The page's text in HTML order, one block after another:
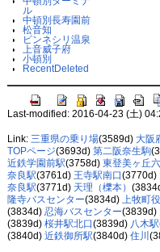
ル
中頓別長寿園前
松音知
ピンネシリ温泉
上音威子府
小頓別
RecentDeleted
Last-modified: 2016-04-23 (土)
Link: 三重県の乗り場(3589d) 大阪
TOPページ(3693d) 第二阪奈生駒
近鉄学園前駅(3758d) 東登美ヶ丘
奈良駅(3761d) 王寺駅南口(3770d)
奈良駅(3771d) 天理（櫟本）
隆寺バスセンター(3834d) 上牧町
(3834d) 忍海バスセンター(3839d)
(3839d) 桜井駅北口(3839d) 八木駅
(3840d) 近鉄御所駅(3840d) 住川